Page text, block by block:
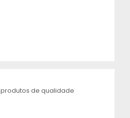
de qualidade